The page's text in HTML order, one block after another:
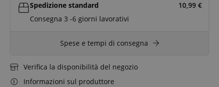
Spedizione standard 10,99 €
Consegna 3 -6 giorni lavorativi
Spese e tempi di consegna
Verifica la disponibilità del negozio
Informazioni sul produttore